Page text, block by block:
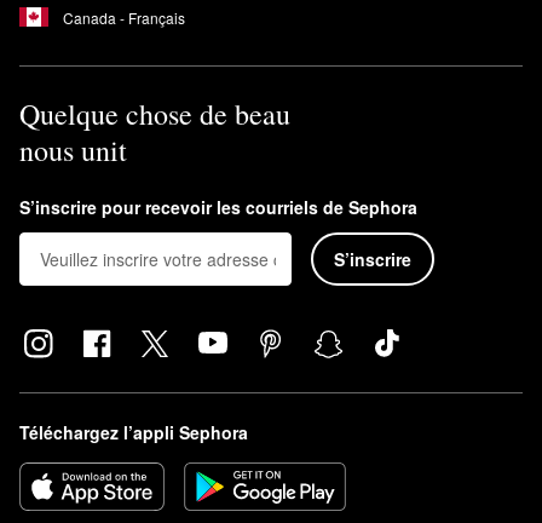
Canada - Français
Quelque chose de beau
nous unit
S’inscrire pour recevoir les courriels de Sephora
S’inscrire
Téléchargez l’appli Sephora